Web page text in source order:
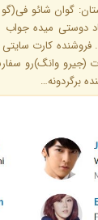
گوان شائو
دوستی میده جواب
فروشنده کارت
(جیرو وانگ)رو
برگردونه…